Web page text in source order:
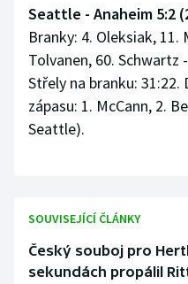
Seattle - Anaheim 5:2
Branky: 4. Oleksiak, 11.
Tolvanen, 60. Schwartz
Střely na branku: 31:22.
zápasu: 1. McCann, 2.
Seattle).
SOUVISEJÍCÍ ČLÁNKY
Český souboj pro
sekundách propálil